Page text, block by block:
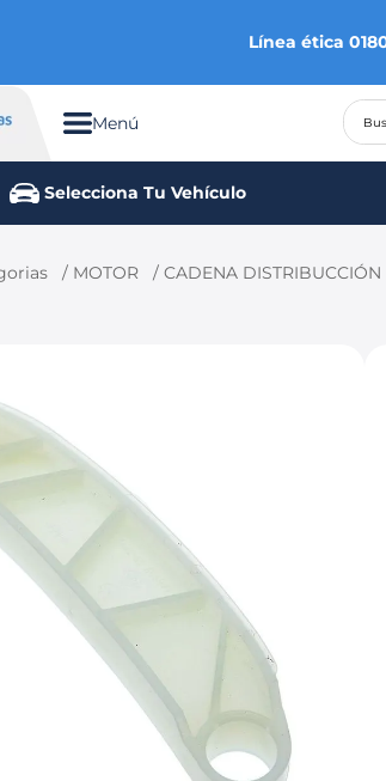
Línea ética
Menú
Selecciona Tu Vehículo
MOTOR CADENA DISTRIBUCCIÓN
MÁS BUSCADOS
3
sail
spark gt